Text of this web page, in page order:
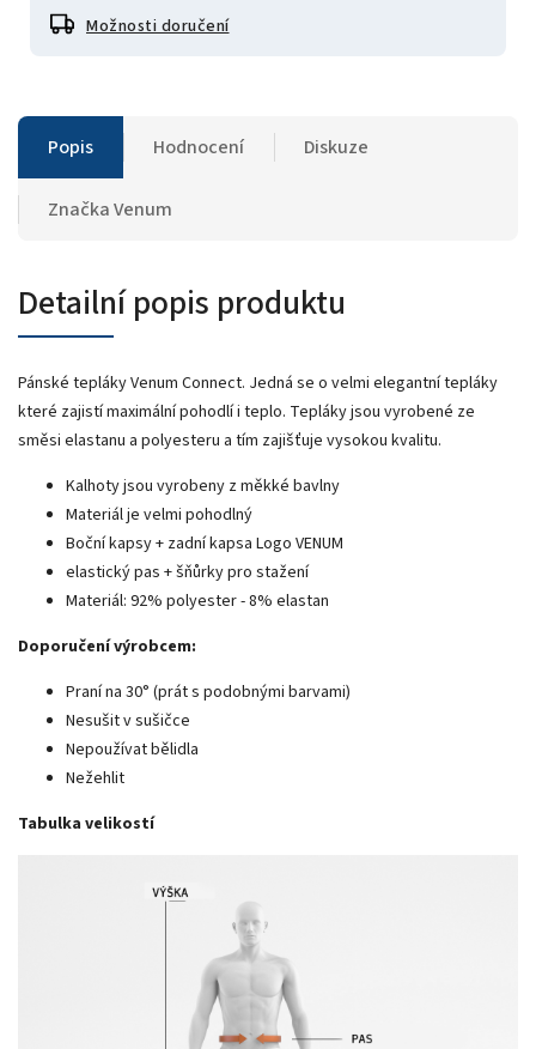
Možnosti doručení
Popis Hodnocení Diskuze
ZnačkaVenum
Detailní popis produktu
Pánské tepláky Venum Connect. Jedná se o velmi elegantní tepláky
které zajistí maximální pohodlí i teplo. Tepláky jsou vyrobené ze
směsi elastanu a polyesteru a tím zajišťuje vysokou kvalitu.
Kalhoty jsou vyrobeny z měkké bavlny
Materiál je velmi pohodlný
Boční kapsy + zadní kapsa Logo VENUM
elastický pas + šňůrky pro stažení
Materiál: 92% polyester - 8% elastan
Doporučení výrobcem:
Praní na 30° (prát s podobnými barvami)
Nesušit v sušičce
Nepoužívat bělidla
Nežehlit
Tabulka velikostí